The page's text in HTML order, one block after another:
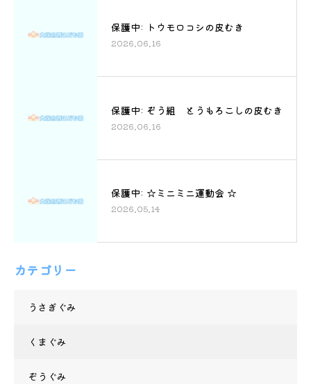
保護中: トウモロコシの皮むき
2026.06.16
保護中: ぞう組 とうもろこしの皮むき
2026.06.16
保護中: ☆ミニミニ運動会 ☆
2026.05.14
カテゴリー
うさぎぐみ
くまぐみ
ぞうぐみ